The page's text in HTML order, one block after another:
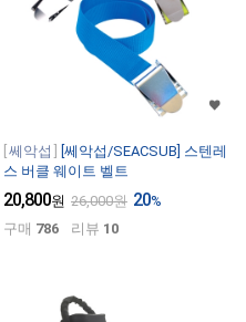
쎄악섭
[쎄악섭/SEACSUB] 스텐레
스 버클 웨이트 벨트
20,800원 26,000원 20%
구매 786 리뷰 10